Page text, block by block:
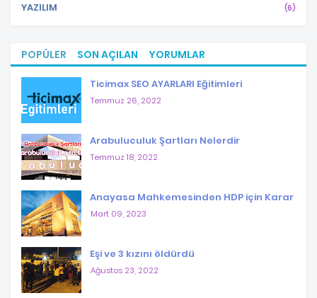
YAZILIM (6)
POPÜLER SON AÇILAN YORUMLAR
Ticimax SEO AYARLARI Eğitimleri
Temmuz 26, 2022
Arabuluculuk Şartları Nelerdir
Temmuz 18, 2022
Anayasa Mahkemesinden HDP için Karar
Mart 09, 2023
Eşi ve 3 kızını öldürdü
Ağustos 23, 2022